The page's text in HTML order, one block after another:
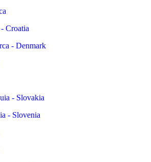
Croatia
- Denmark
- Slovakia
- Slovenia